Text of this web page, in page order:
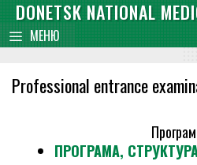
content
Skip
to
content
DONETSK NATIONAL
МЕНЮ
Professional entrance
ПРОГРАМА,